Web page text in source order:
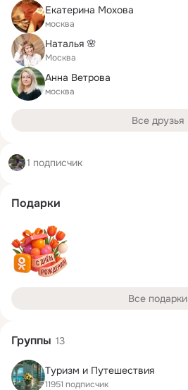
Екатерина Мохова
москва
Наталья 🌸
Москва
Анна Ветрова
москва
Все друзья
1 подписчик
Подарки
Все подарки
Группы 13
Туризм и Путешествия
11951 подписчик